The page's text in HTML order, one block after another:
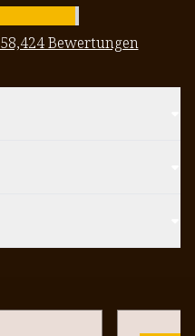
58,424 Bewertungen